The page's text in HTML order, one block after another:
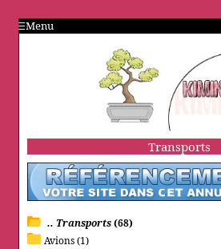
Menu
Transports
.. Transports(68)
Avions (1)